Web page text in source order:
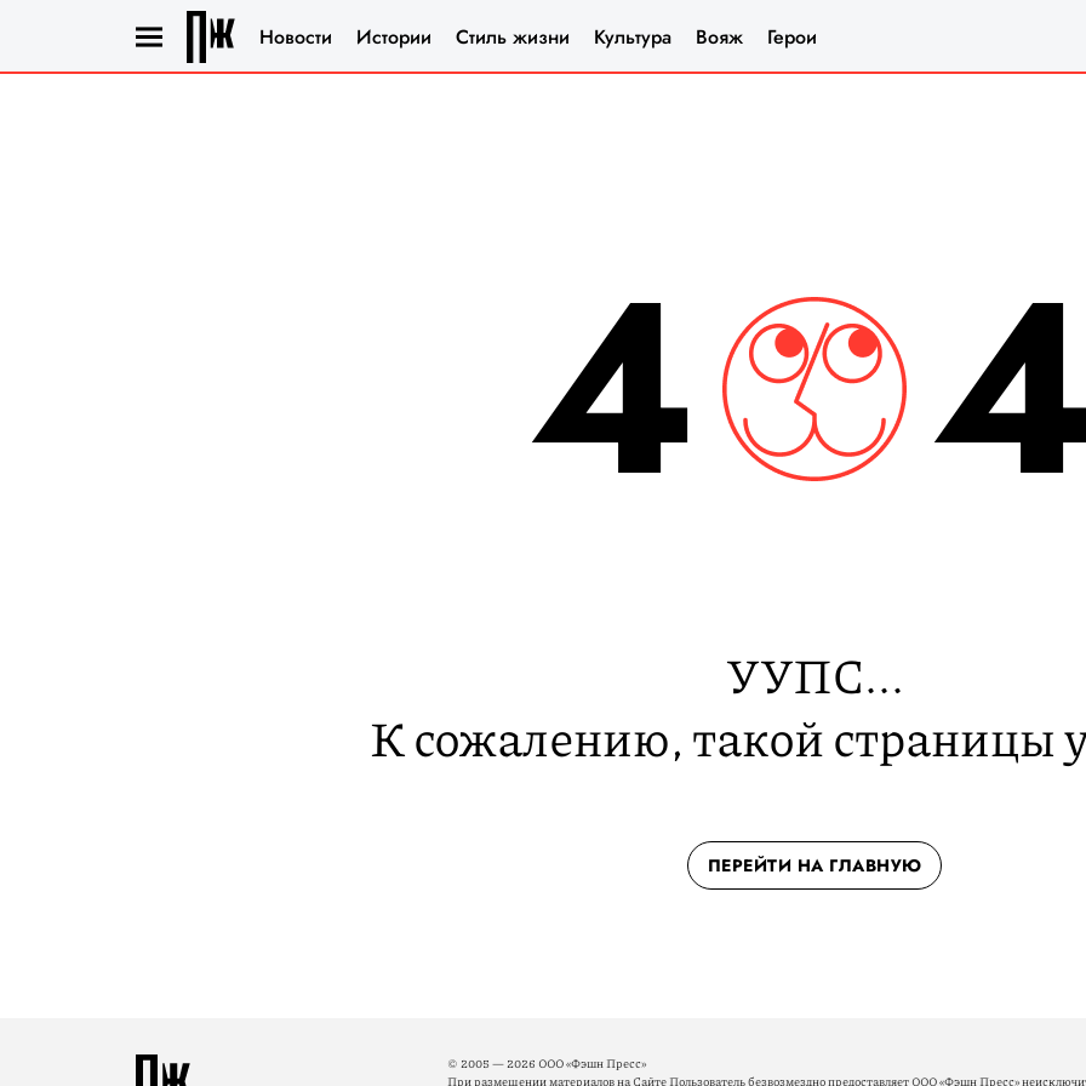
Новости Истории Стиль жизни Культура Вояж Герои
4
УУПС...
К сожалению, такой страницы
ПЕРЕЙТИ НА ГЛАВНУЮ
© 2005 — 2026 ООО «Фэшн Пресс»
При размещении материалов на Сайте Пользователь безвозмездно предоставляет ООО «Фэшн Пресс»